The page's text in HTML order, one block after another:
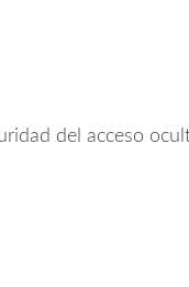
del acceso